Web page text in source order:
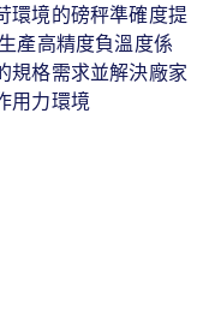
環境的磅秤準確度提
產高精度負溫度係
規格需求並解決廠家
用力環境